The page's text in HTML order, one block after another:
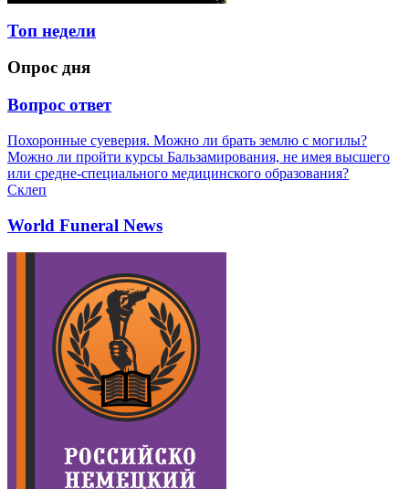
Топ недели
Опрос дня
Вопрос ответ
Похоронные суеверия. Можно ли брать землю с могилы?
Можно ли пройти курсы Бальзамирования, не имея высшего
или средне-специального медицинского образования?
Склеп
World Funeral News